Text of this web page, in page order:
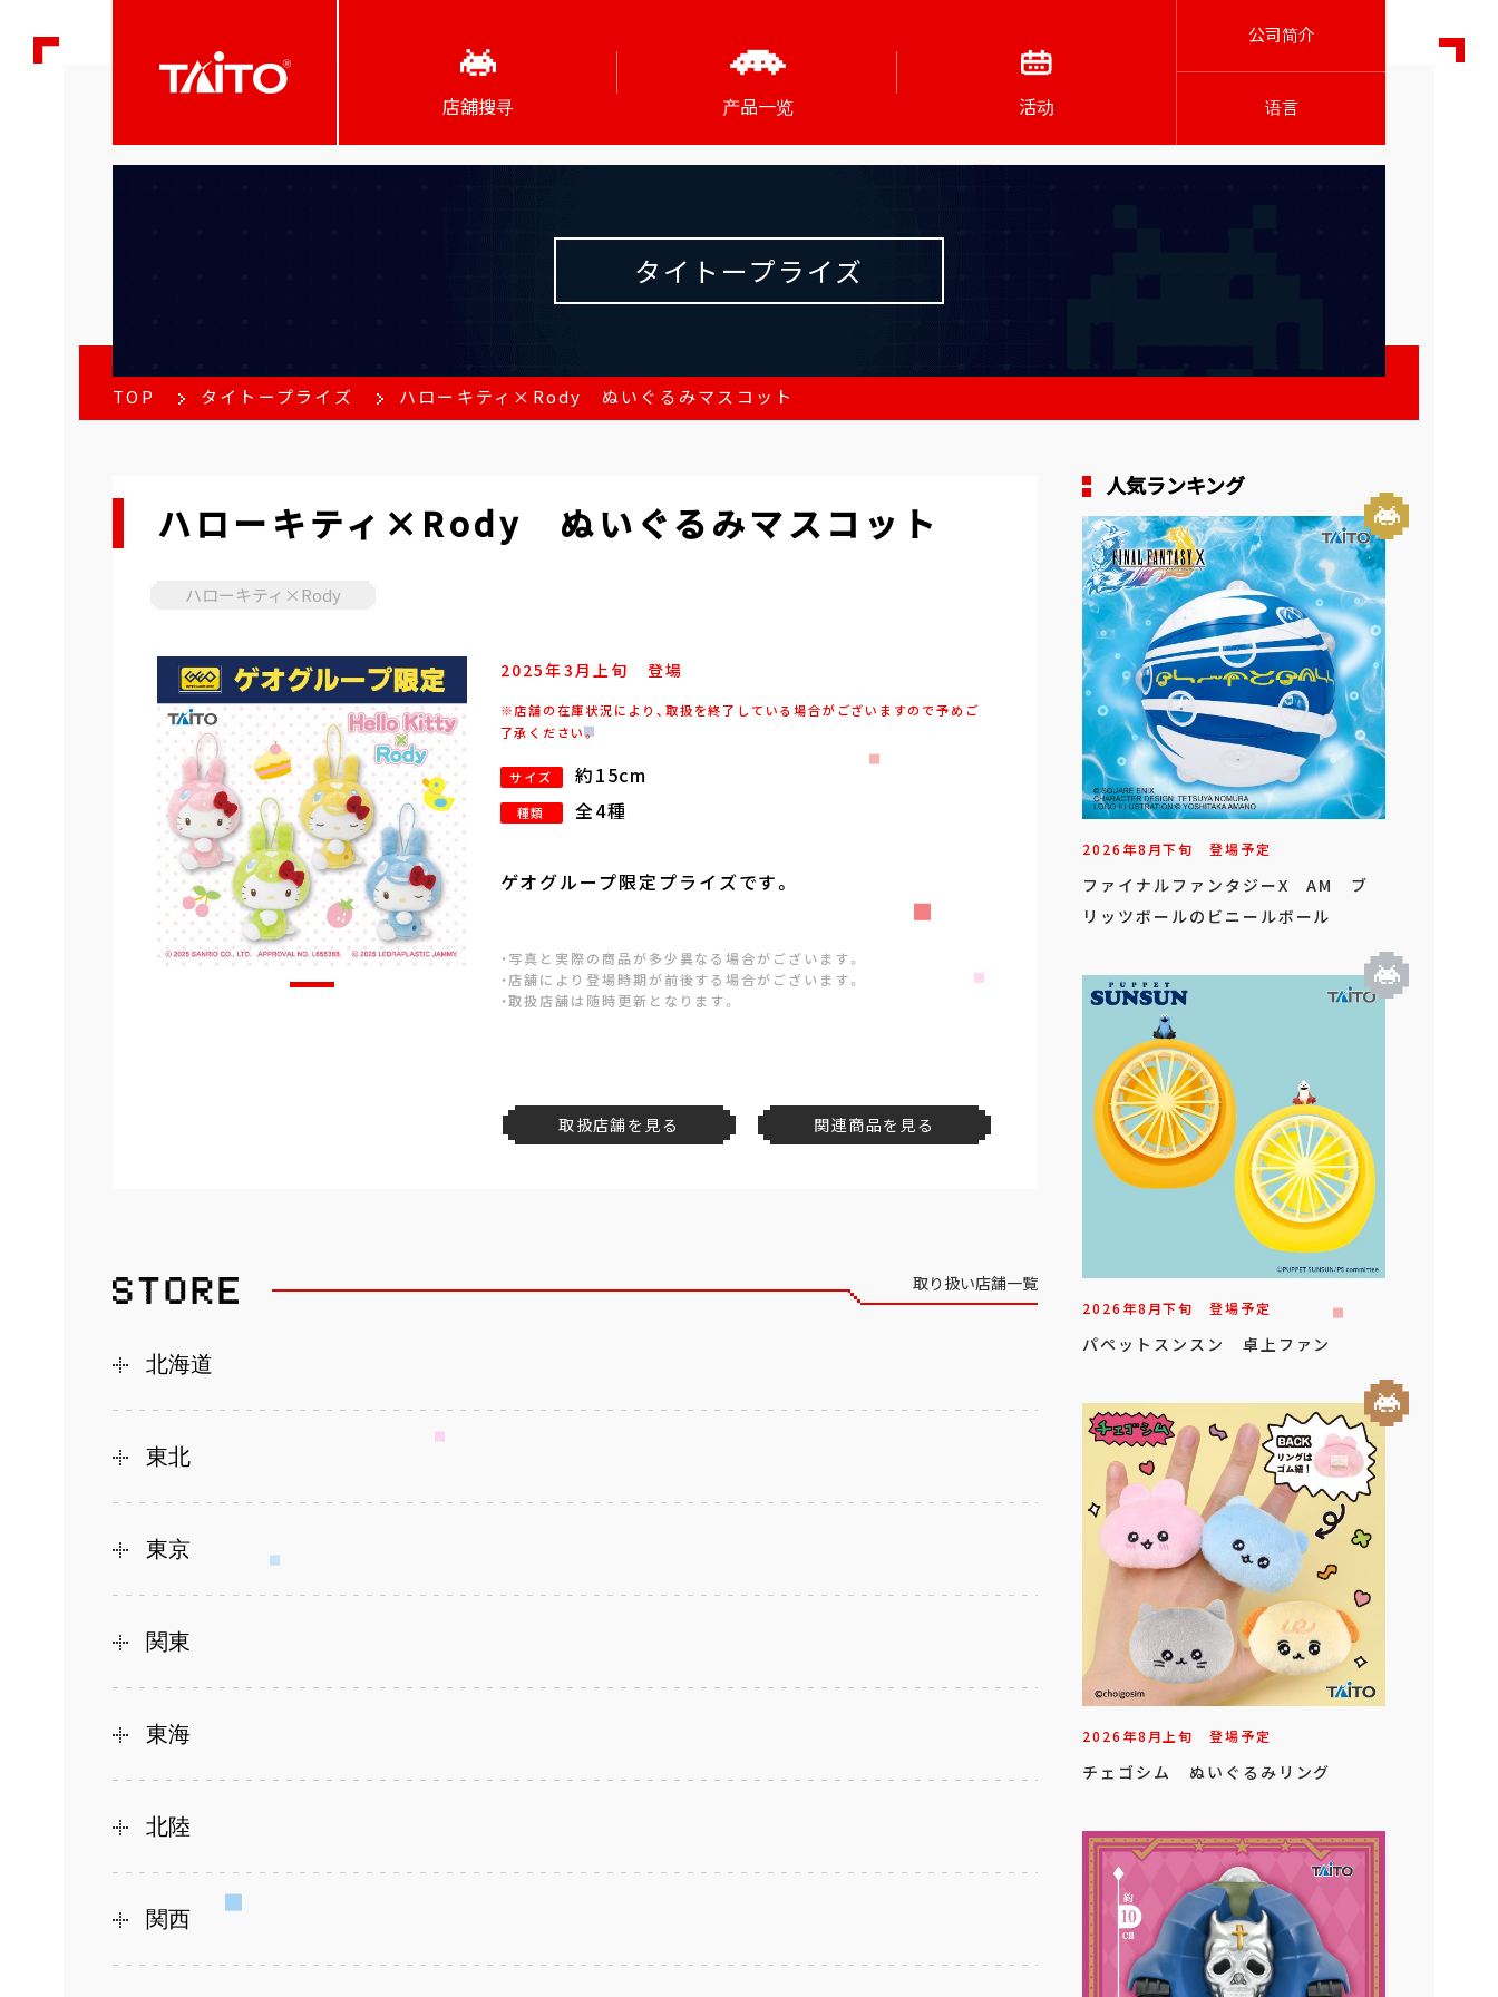
店舖搜寻 产品一览 活动
公司简介
语言
タイトープライズ
TOP タイトープライズ ハローキティ×Rody ぬいぐるみマスコット
ハローキティ×Rody ぬいぐるみマスコット
ハローキティ×Rody
2025年3月上旬 登場
※店舗の在庫状況により、取扱を終了している場合がございますので予めご
了承ください。
サイズ 約15cm
種類 全4種
ゲオグループ限定プライズです。
・写真と実際の商品が多少異なる場合がございます。
・店舗により登場時期が前後する場合がございます。
・取扱店舗は随時更新となります。
取扱店舗を見る 関連商品を見る
取り扱い店舗一覧
北海道
東北
東京
関東
東海
北陸
関西
人気ランキング
2026年8月下旬 登場予定
ファイナルファンタジーX AM ブ
リッツボールのビニールボール
2026年8月下旬 登場予定
パペットスンスン 卓上ファン
2026年8月上旬 登場予定
チェゴシム ぬいぐるみリング